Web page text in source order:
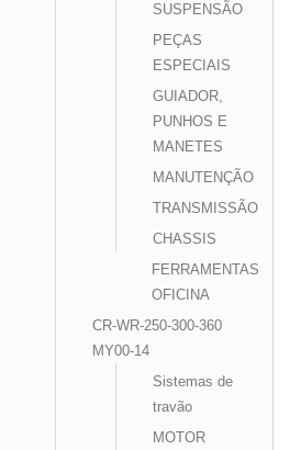
SUSPENSÃO
PEÇAS
ESPECIAIS
GUIADOR,
PUNHOS E
MANETES
MANUTENÇÃO
TRANSMISSÃO
CHASSIS
FERRAMENTAS
OFICINA
CR-WR-250-300-360
MY00-14
Sistemas de
travão
MOTOR